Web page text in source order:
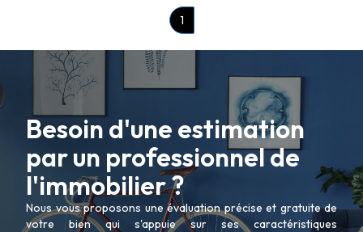
1
Besoin d'une estimation
par un professionnel de
l'immobilier ?
Nous vous proposons une évaluation précise et gratuite de
votre bien qui s'appuie sur ses caractéristiques